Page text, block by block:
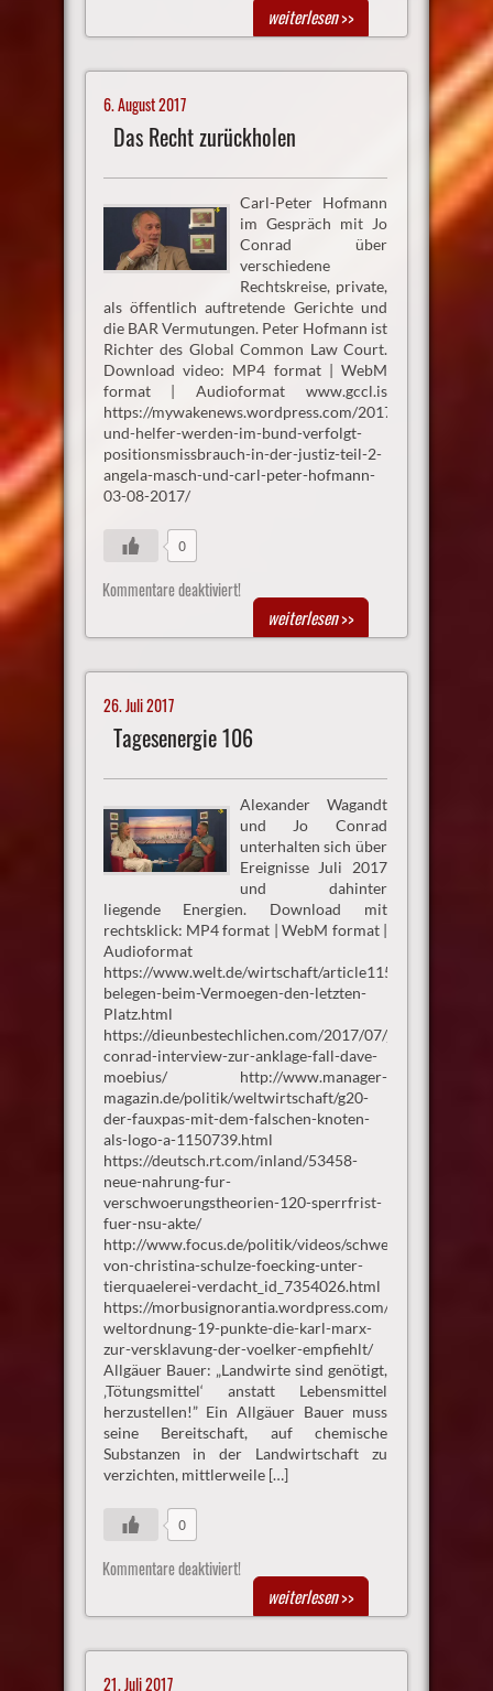
weiterlesen>>
6. August 2017
Das Recht zurückholen
Carl-Peter Hofmann
im Gespräch mit Jo
Conrad über
verschiedene
Rechtskreise, private,
als öffentlich auftretende Gerichte und
die BAR Vermutungen. Peter Hofmann ist
Richter des Global Common Law Court.
Download video: MP4 format | WebM
format | Audioformat www.gccl.is
https://mywakenews.wordpress.com/2017/08/02/
und-helfer-werden-im-bund-verfolgt-
positionsmissbrauch-in-der-justiz-teil-2-
angela-masch-und-carl-peter-hofmann-
03-08-2017/
0
Kommentare deaktiviert!
weiterlesen>>
26. Juli 2017
Tagesenergie 106
Alexander Wagandt
und Jo Conrad
unterhalten sich über
Ereignisse Juli 2017
und dahinter
liegende Energien. Download mit
rechtsklick: MP4 format | WebM format |
Audioformat
https://www.welt.de/wirtschaft/article115143342/
belegen-beim-Vermoegen-den-letzten-
Platz.html
https://dieunbestechlichen.com/2017/07/jo-
conrad-interview-zur-anklage-fall-dave-
moebius/ http://www.manager-
magazin.de/politik/weltwirtschaft/g20-
der-fauxpas-mit-dem-falschen-knoten-
als-logo-a-1150739.html
https://deutsch.rt.com/inland/53458-
neue-nahrung-fur-
verschwoerungstheorien-120-sperrfrist-
fuer-nsu-akte/
http://www.focus.de/politik/videos/schweinemast-
von-christina-schulze-foecking-unter-
tierquaelerei-verdacht_id_7354026.html
https://morbusignorantia.wordpress.com/2016/08/26/
weltordnung-19-punkte-die-karl-marx-
zur-versklavung-der-voelker-empfiehlt/
Allgäuer Bauer: „Landwirte sind genötigt,
‚Tötungsmittel‘ anstatt Lebensmittel
herzustellen!” Ein Allgäuer Bauer muss
seine Bereitschaft, auf chemische
Substanzen in der Landwirtschaft zu
verzichten, mittlerweile […]
0
Kommentare deaktiviert!
weiterlesen>>
21. Juli 2017